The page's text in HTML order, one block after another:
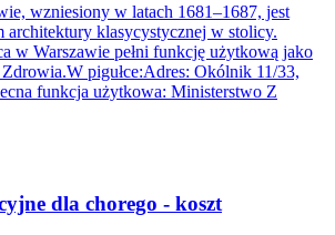
wzniesiony w latach 1681–1687, jest
architektury klasycystycznej w stolicy.
w Warszawie pełni funkcję użytkową jako
pigułce:Adres: Okólnik 11/33,
funkcja użytkowa: Ministerstwo Z
dla chorego - koszt